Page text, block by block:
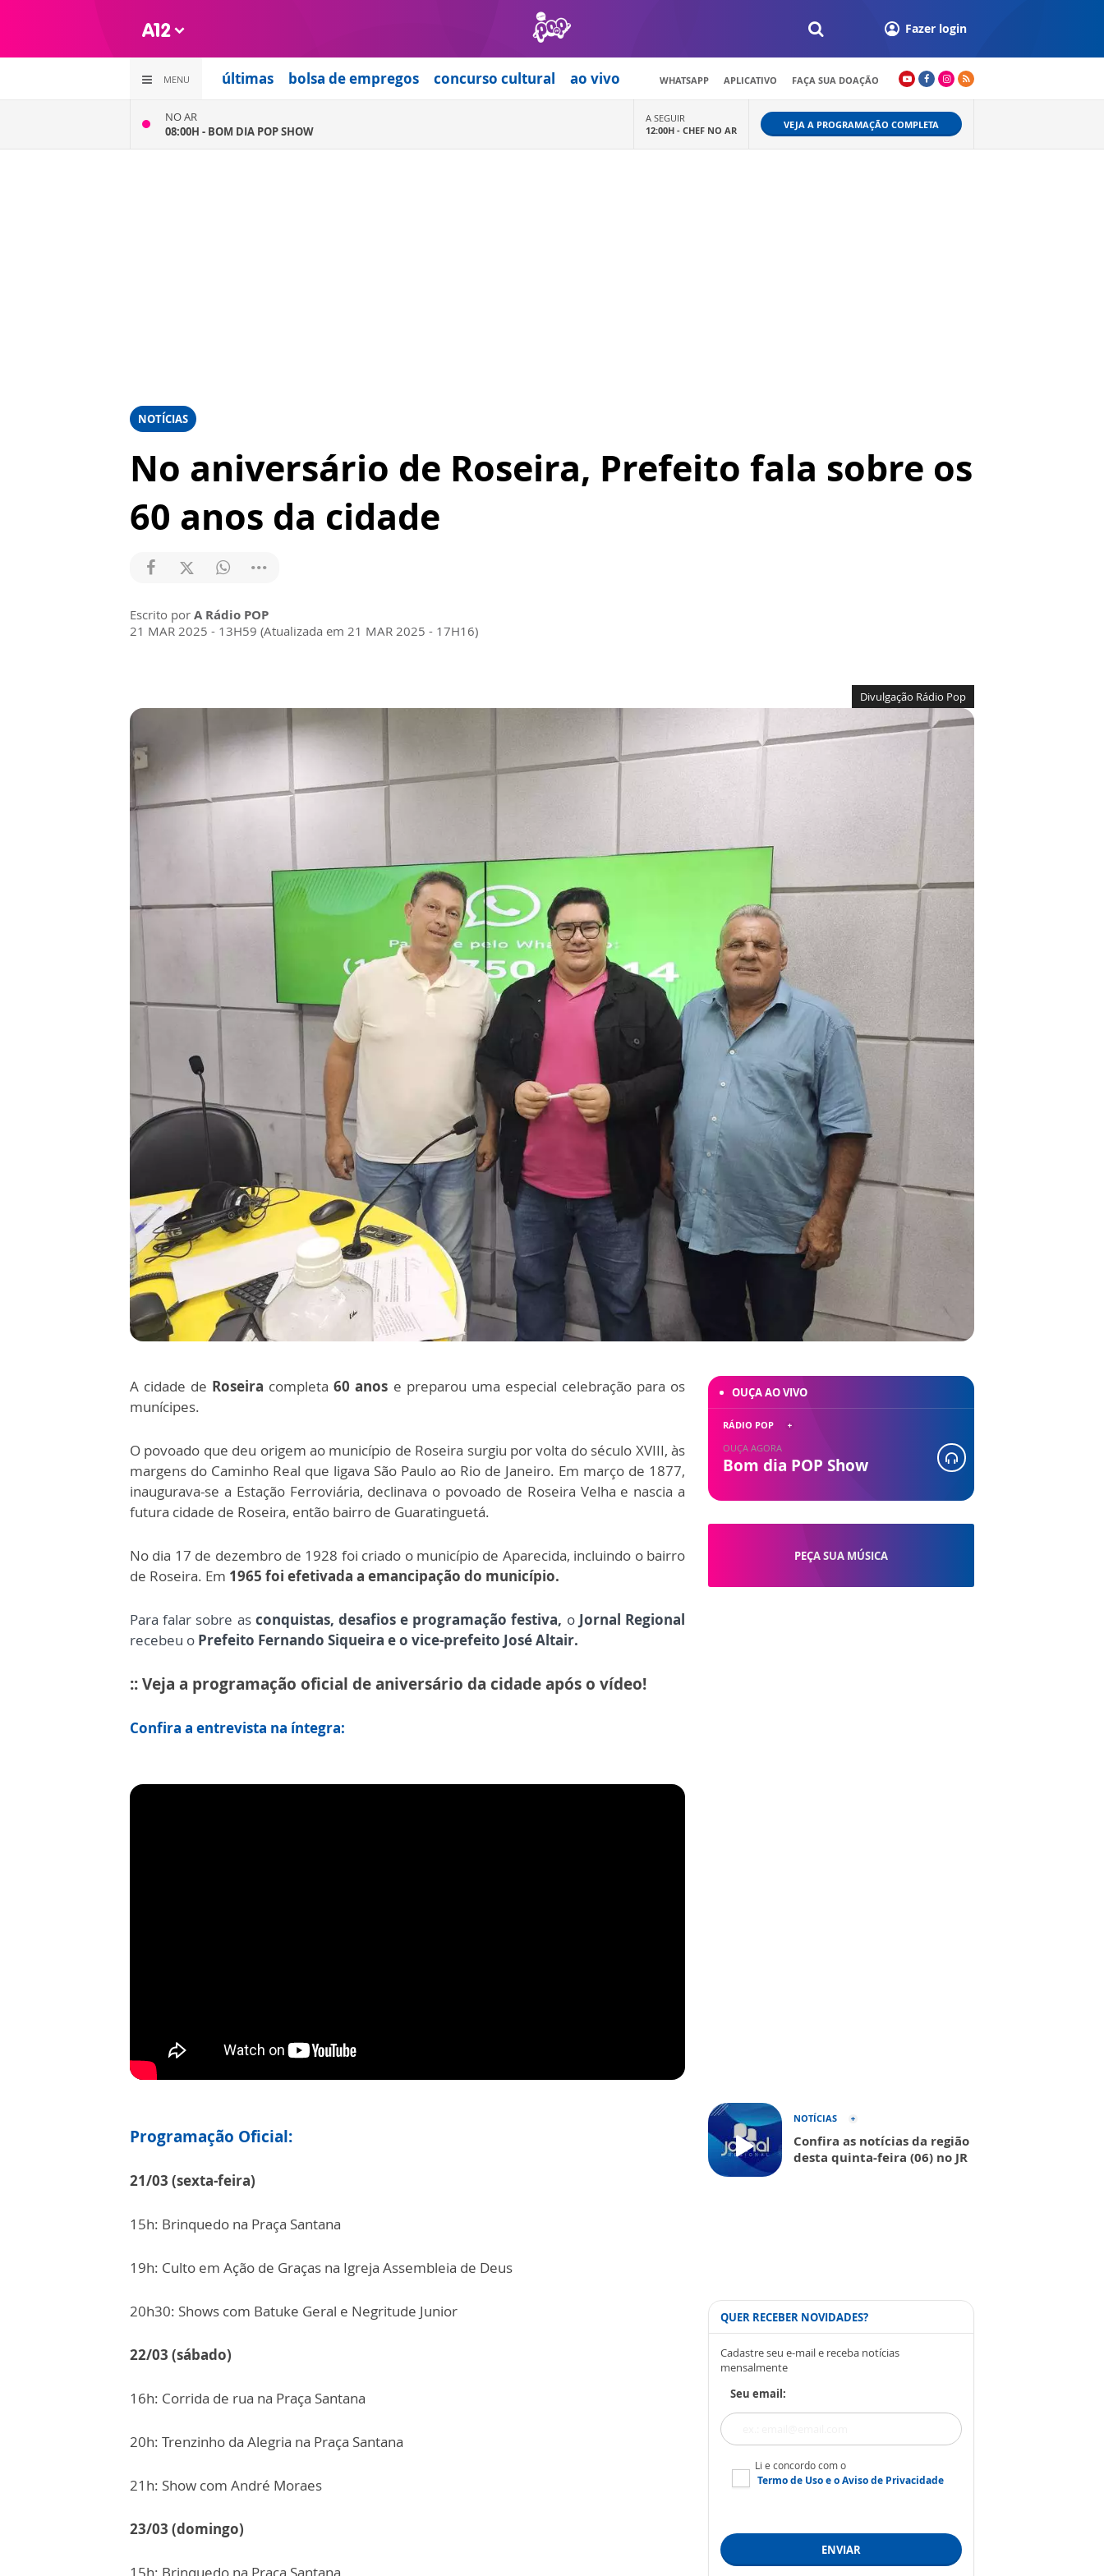
Fazer login
MENU últimas bolsa de empregos concurso cultural ao vivo WHATSAPP APLICATIVO FAÇA SUA DOAÇÃO
NO AR
08:00H - BOM DIA POP SHOW
A SEGUIR
12:00H - CHEF NO AR VEJA A PROGRAMAÇÃO COMPLETA
NOTÍCIAS
No aniversário de Roseira, Prefeito fala sobre os
60 anos da cidade
Escrito por A Rádio POP
21 MAR 2025 - 13H59 (Atualizada em 21 MAR 2025 - 17H16)
Divulgação Rádio Pop
A cidade de Roseira completa60 anos e preparou uma especial celebração para os
munícipes.
O povoado que deu origem ao município de Roseira surgiu por volta do século XVIII, às
margens do Caminho Real que ligava São Paulo ao Rio de Janeiro. Em março de 1877,
inaugurava-se a Estação Ferroviária, declinava o povoado de Roseira Velha e nascia a
futura cidade de Roseira, então bairro de Guaratinguetá.
No dia 17 de dezembro de 1928 foi criado o município de Aparecida, incluindo o bairro
de Roseira. Em 1965 foi efetivada a emancipação do município.
Para falar sobre as conquistas, desafios e programação festiva, o Jornal Regional
recebeu o Prefeito Fernando Siqueira e o vice-prefeito José Altair.
:: Veja a programação oficial de aniversário da cidade após o vídeo!
Confira a entrevista na íntegra:
Programação Oficial:
21/03 (sexta-feira)
15h: Brinquedo na Praça Santana
19h: Culto em Ação de Graças na Igreja Assembleia de Deus
20h30: Shows com Batuke Geral e Negritude Junior
22/03 (sábado)
16h: Corrida de rua na Praça Santana
20h: Trenzinho da Alegria na Praça Santana
21h: Show com André Moraes
23/03 (domingo)
PEÇA SUA MÚSICA
OUÇA AO VIVO
RÁDIO POP
OUÇA AGORA
Bom dia POP Show
NOTÍCIAS
Confira as notícias da região
desta quinta-feira (06) no JR
QUER RECEBER NOVIDADES?
Cadastre seu e-mail e receba notícias
mensalmente
Seu email:
Li e concordo com o
Termo de Usoe oAviso de Privacidade
ENVIAR